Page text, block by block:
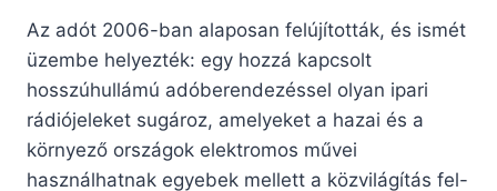
Az adót 2006-ban alaposan felújították, és ismét
üzembe helyezték: egy hozzá kapcsolt
hosszúhullámú adóberendezéssel olyan ipari
rádiójeleket sugároz, amelyeket a hazai és a
környező országok elektromos művei
használhatnak egyebek mellett a közvilágítás fel-